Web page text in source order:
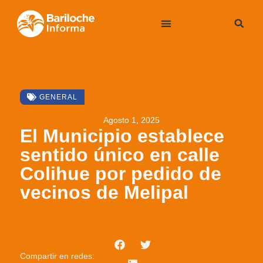
GENERAL
Agosto 1, 2025
El Municipio establece
sentido único en calle
Colihue por pedido de
vecinos de Melipal
Compartir en redes: